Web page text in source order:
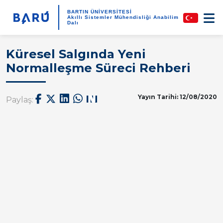
BARTIN ÜNİVERSİTESİ
Akıllı Sistemler Mühendisliği Anabilim
Dalı
Küresel Salgında Yeni
Normalleşme Süreci Rehberi
Paylaş: Yayın Tarihi: 12/08/2020